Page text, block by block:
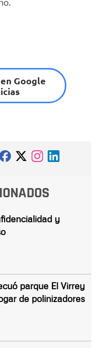
Google
y
parque El Virrey
de polinizadores